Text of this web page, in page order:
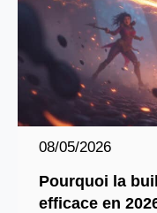
08/05/2026
Pourquoi la
efficace en